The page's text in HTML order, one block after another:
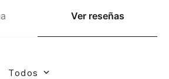
Ver reseñas
Todos